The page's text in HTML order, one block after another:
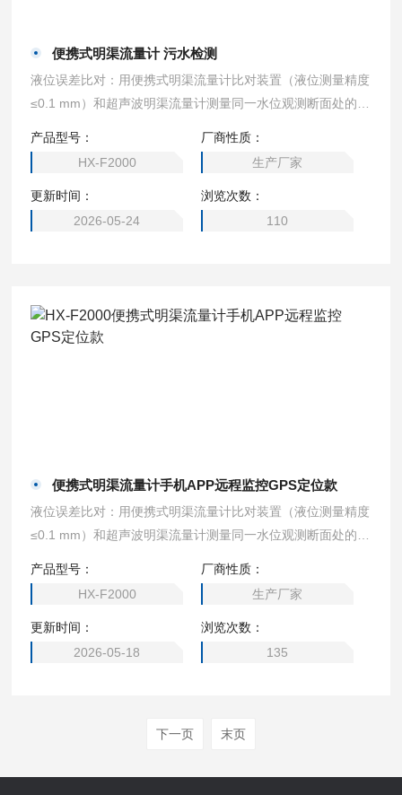
便携式明渠流量计 污水检测
液位误差比对：用便携式明渠流量计比对装置（液位测量精度
≤0.1 mm）和超声波明渠流量计测量同一水位观测断面处的液
次，计算每一组数据对的误差值Hi，选取最大的Hi作为流量计
的液位比对误差。便携式明渠流量计 污水检测
产品型号：
HX-F2000
厂商性质：
生产厂家
更新时间：
2026-05-24
浏览次数：
110
便携式明渠流量计手机APP远程监控GPS定位款
液位误差比对：用便携式明渠流量计比对装置（液位测量精度
≤0.1 mm）和超声波明渠流量计测量同一水位观测断面处的液
次，计算每一组数据对的误差值Hi，选取最大的Hi作为流量计
的液位比对误差。便携式明渠流量计手机APP远程监控GPS定
位款
产品型号：
HX-F2000
厂商性质：
生产厂家
更新时间：
2026-05-18
浏览次数：
135
下一页 末页